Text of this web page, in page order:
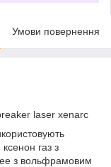
Умови повернення
laser xenarc
газ з
з вольфрамовим